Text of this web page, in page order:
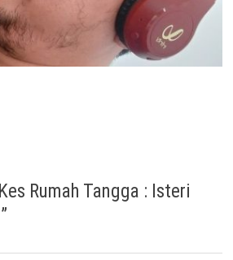
Kes Rumah Tangga : Isteri
”